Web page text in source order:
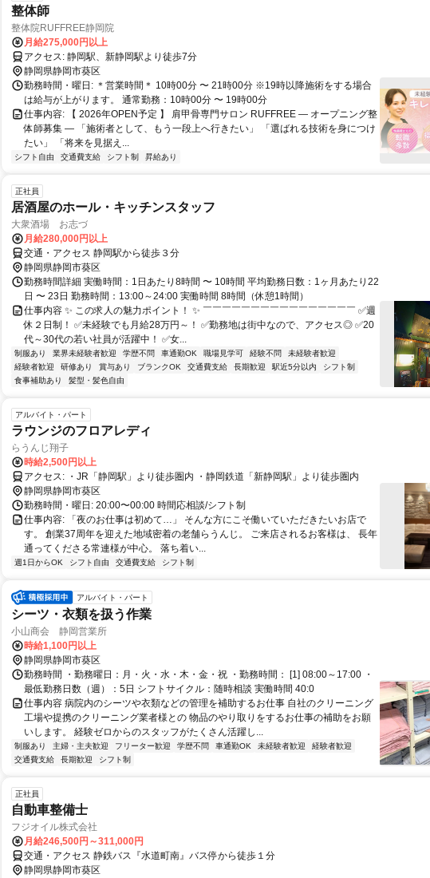
整体師
整体院RUFFREE静岡院
月給275,000円以上
アクセス: 静岡駅、新静岡駅より徒歩7分
静岡県静岡市葵区
勤務時間・曜日: ＊営業時間＊ 10時00分 〜 21時00分 ※19時以降施術をする場合
は給与が上がります。 通常勤務：10時00分 〜 19時00分
仕事内容: 【 2026年OPEN予定 】 肩甲骨専門サロン RUFFREE ― オープニング整
体師募集 ― 「施術者として、もう一段上へ行きたい」 「選ばれる技術を身につけ
たい」 「将来を見据え...
シフト自由 交通費支給 シフト制 昇給あり
正社員
居酒屋のホール・キッチンスタッフ
大衆酒場 お志づ
月給280,000円以上
交通・アクセス 静岡駅から徒歩３分
静岡県静岡市葵区
勤務時間詳細 実働時間：1日あたり8時間 〜 10時間 平均勤務日数：1ヶ月あたり22
日 〜 23日 勤務時間：13:00～24:00 実働時間 8時間（休憩1時間）
仕事内容 ✨ この求人の魅力ポイント！ ✨ ￣￣￣￣￣￣￣￣￣￣￣￣￣￣￣￣ ✅週
休２日制！ ✅未経験でも月給28万円～！ ✅勤務地は街中なので、アクセス◎ ✅20
代～30代の若い社員が活躍中！ ✅女...
制服あり 業界未経験者歓迎 学歴不問 車通勤OK 職場見学可 経験不問
未経験者歓迎
経験者歓迎
研修あり 賞与あり ブランクOK 交通費支給 長期歓迎 駅近5分以内
シフト制
食事補助あり
髪型・髪色自由
アルバイト・パート
ラウンジのフロアレディ
らうんじ翔子
時給2,500円以上
アクセス: ・JR「静岡駅」より徒歩圏内 ・静岡鉄道「新静岡駅」より徒歩圏内
静岡県静岡市葵区
勤務時間・曜日: 20:00〜00:00 時間応相談/シフト制
仕事内容: 「夜のお仕事は初めて…」 そんな方にこそ働いていただきたいお店で
す。 創業37周年を迎えた地域密着の老舗らうんじ。 ご来店されるお客様は、 長年
通ってくださる常連様が中心。 落ち着い...
週1日からOK シフト自由 交通費支給 シフト制
アルバイト・パート
シーツ・衣類を扱う作業
小山商会 静岡営業所
時給1,100円以上
静岡県静岡市葵区
勤務時間 ・勤務曜日：月・火・水・木・金・祝 ・勤務時間： [1] 08:00～17:00 ・
最低勤務日数（週）：5日 シフトサイクル：随時相談 実働時間 40:0
仕事内容 病院内のシーツや衣類などの管理を補助するお仕事 自社のクリーニング
工場や提携のクリーニング業者様との 物品のやり取りをするお仕事の補助をお願
いします。 経験ゼロからのスタッフがたくさん活躍し...
制服あり 主婦・主夫歓迎 フリーター歓迎 学歴不問 車通勤OK 未経験者歓迎
経験者歓迎
交通費支給
長期歓迎 シフト制
正社員
自動車整備士
フジオイル株式会社
月給246,500円～311,000円
交通・アクセス 静鉄バス『水道町南』バス停から徒歩１分
静岡県静岡市葵区